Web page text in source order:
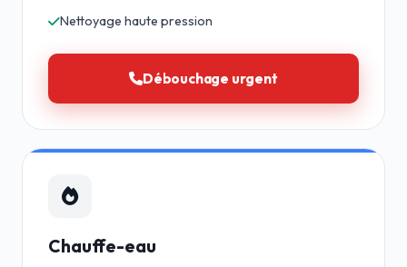
Nettoyage haute pression
Débouchage urgent
Chauffe-eau